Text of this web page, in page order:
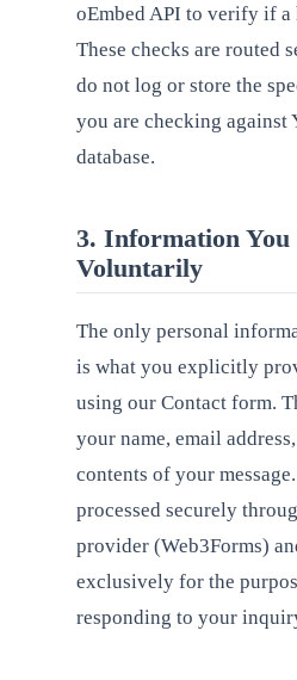
oEmbed API to verify if a
These checks are routed
do not log or store the
you are checking against
database.
3. Information You
Voluntarily
The only personal
is what you explicitly
using our Contact form.
your name, email
contents of your
processed securely
provider (Web3Forms)
exclusively for the
responding to your